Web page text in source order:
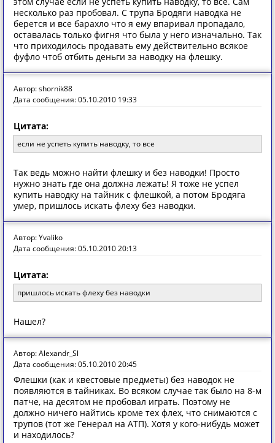
несколько раз пробовал. С трупа Бродяги наводка не
берется и все барахло что я ему впаривал пропадало,
оставалась только фигня что была у него изначально. Так
что приходилось продавать ему действительно всякое
фуфло чтоб отбить деньги за наводку на флешку.
Автор: shornik88
Дата сообщения: 05.10.2010 19:33
Цитата:
если не успеть купить наводку, то все
Так ведь можно найти флешку и без наводки! Просто
нужно знать где она должна лежать! Я тоже не успел
купить наводку на тайник с флешкой, а потом Бродяга
умер, пришлось искать флеху без наводки.
Автор: Yvaliko
Дата сообщения: 05.10.2010 20:13
Цитата:
пришлось искать флеху без наводки
Нашел?
Автор: Alexandr_Sl
Дата сообщения: 05.10.2010 20:45
Флешки (как и квестовые предметы) без наводок не
появляются в тайниках. Во всяком случае так было на 8-м
патче, на десятом не пробовал играть. Поэтому не
должно ничего найтись кроме тех флех, что снимаются с
трупов (тот же Генерал на АТП). Хотя у кого-нибудь может
и находилось?